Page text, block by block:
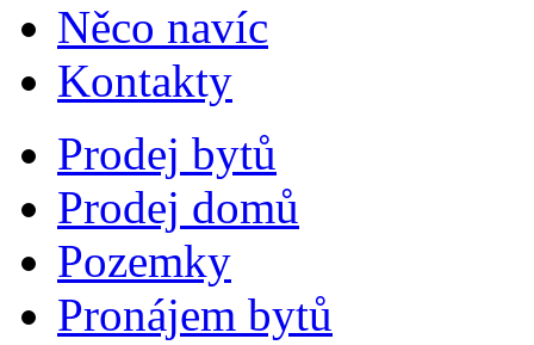
Něco navíc
Kontakty
Prodej bytů
Prodej domů
Pozemky
Pronájem bytů